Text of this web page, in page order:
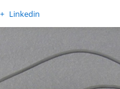
Linkedin